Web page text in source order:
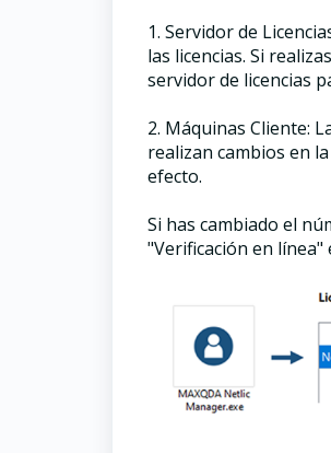
1. Servidor de
las licencias. Si
servidor de licencias
2. Máquinas Cliente:
realizan cambios en
efecto.
Si has cambiado el
"Verificación en línea"